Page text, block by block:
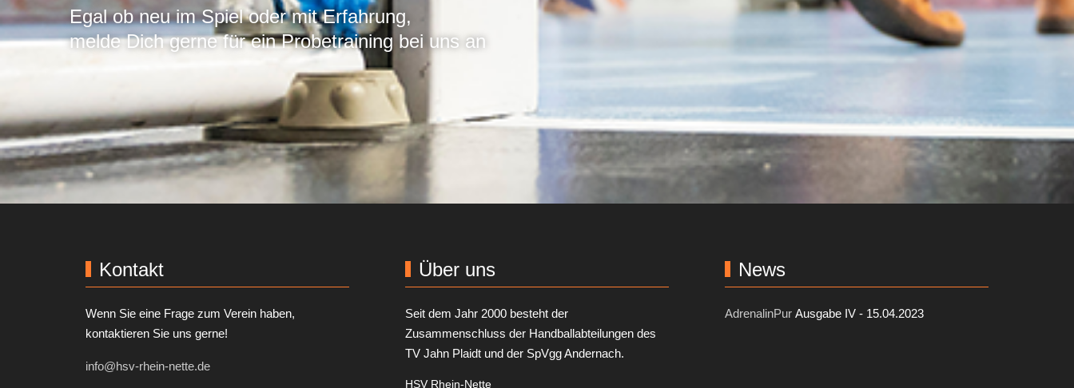
Egal ob neu im Spiel oder mit Erfahrung,
melde Dich gerne für ein Probetraining bei uns an
Kontakt
Wenn Sie eine Frage zum Verein haben,
kontaktieren Sie uns gerne!
info@hsv-rhein-nette.de
Über uns
Seit dem Jahr 2000 besteht der
Zusammenschluss der Handballabteilungen des
TV Jahn Plaidt und der SpVgg Andernach.
HSV Rhein-Nette
News
AdrenalinPur Ausgabe IV - 15.04.2023